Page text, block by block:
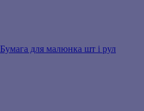
Бумага для малюнка шт і рул